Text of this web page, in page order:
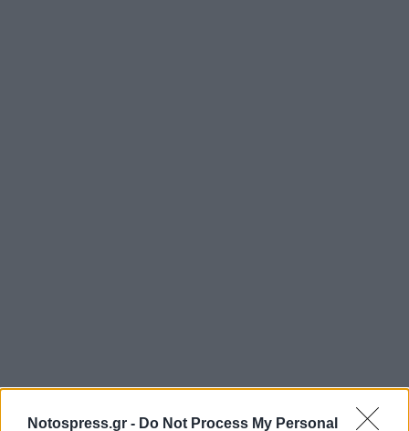
Notospress.gr - Do Not Process My Personal
Σχετικά Άρθρα